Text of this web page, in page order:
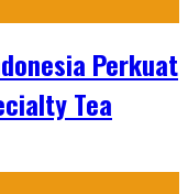
Perkuat
Tea